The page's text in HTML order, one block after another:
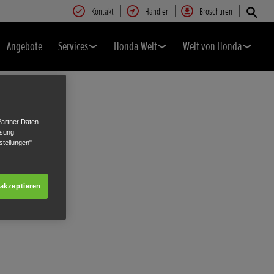
Kontakt Händler Broschüren
Angebote Services Honda Welt Welt von Honda
Daten